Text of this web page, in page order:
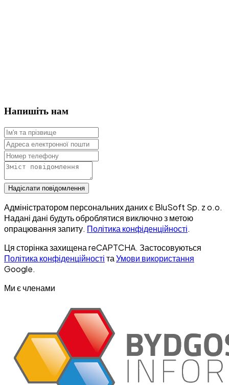
Напишіть нам
Надіслати повідомлення
Адміністратором персональних даних є BluSoft Sp. z o.o.
Надані дані будуть оброблятися виключно з метою
опрацювання запиту. Політика конфіденційності.
Ця сторінка захищена reCAPTCHA. Застосовуються
Політика конфіденційностітаУмови використання
Google.
Ми є членами